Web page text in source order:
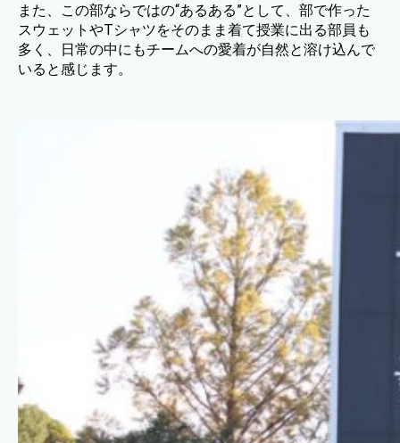
また、この部ならではの“あるある”として、部で作った
スウェットやTシャツをそのまま着て授業に出る部員も
多く、日常の中にもチームへの愛着が自然と溶け込んで
いると感じます。